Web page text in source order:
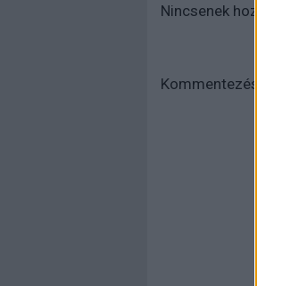
Nincsenek
Kommentezéshez